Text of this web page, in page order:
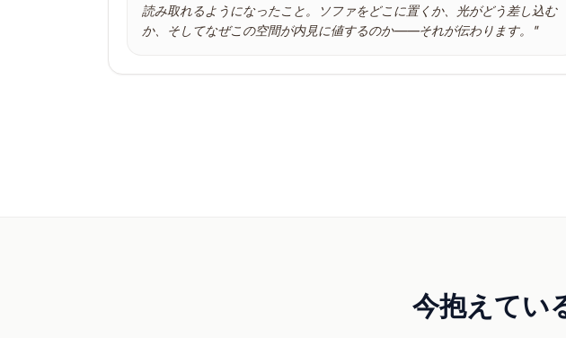
読み取れるようになったこと。ソファをどこに置くか、光がどう差し込む
か、そしてなぜこの空間が内見に値するのか——それが伝わります。
"
今抱えてい